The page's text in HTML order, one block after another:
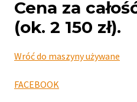
Cena za
(ok. 2 150 zł).
Wróć do maszyny używane
FACEBOOK